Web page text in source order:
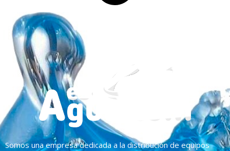
Somos una empresa dedicada a la distribución de equipos